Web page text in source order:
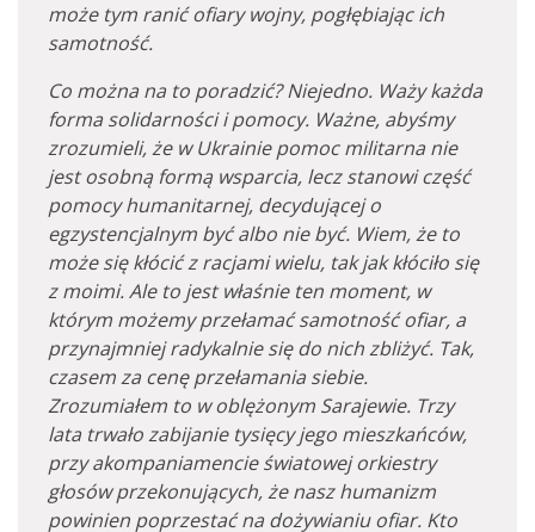
może tym ranić ofiary wojny, pogłębiając ich
samotność.
Co można na to poradzić? Niejedno. Waży każda
forma solidarności i pomocy. Ważne, abyśmy
zrozumieli, że w Ukrainie pomoc militarna nie
jest osobną formą wsparcia, lecz stanowi część
pomocy humanitarnej, decydującej o
egzystencjalnym być albo nie być. Wiem, że to
może się kłócić z racjami wielu, tak jak kłóciło się
z moimi. Ale to jest właśnie ten moment, w
którym możemy przełamać samotność ofiar, a
przynajmniej radykalnie się do nich zbliżyć. Tak,
czasem za cenę przełamania siebie.
Zrozumiałem to w oblężonym Sarajewie. Trzy
lata trwało zabijanie tysięcy jego mieszkańców,
przy akompaniamencie światowej orkiestry
głosów przekonujących, że nasz humanizm
powinien poprzestać na dożywianiu ofiar. Kto